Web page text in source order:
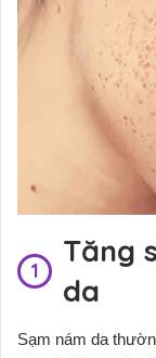
Tăng
da
Sạm nám da